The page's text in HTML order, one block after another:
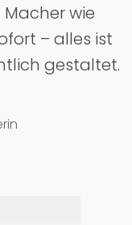
wie
– alles ist
gestaltet.